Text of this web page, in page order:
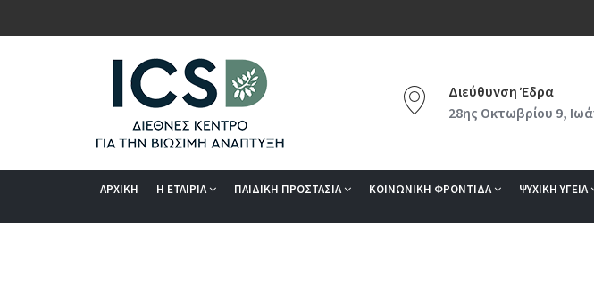
Διεύθυνση Έδρα
28ης Οκτωβρίου 9,
ΑΡΧΙΚΗ Η ΕΤΑΙΡΙΑ ΠΑΙΔΙΚΗ ΠΡΟΣΤΑΣΙΑ ΚΟΙΝΩΝΙΚΗ ΦΡΟΝΤΙΔΑ ΨΥΧΙΚΗ ΥΓΕΙΑ